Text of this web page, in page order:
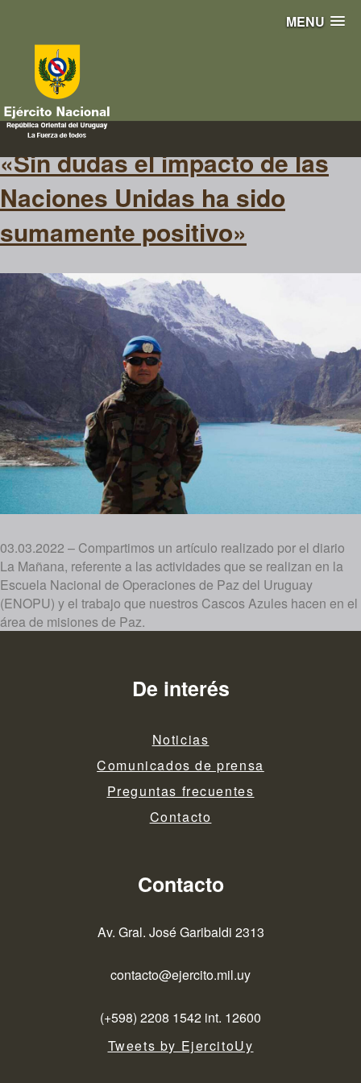
MENU
diariolamañana
«Sin dudas el impacto de las
Naciones Unidas ha sido
sumamente positivo»
03.03.2022 – Compartimos un artículo realizado por el diario
La Mañana, referente a las actividades que se realizan en la
Escuela Nacional de Operaciones de Paz del Uruguay
(ENOPU) y el trabajo que nuestros Cascos Azules hacen en el
área de misiones de Paz.
De interés
Noticias
Comunicados de prensa
Preguntas frecuentes
Contacto
Contacto
Av. Gral. José Garibaldi 2313
contacto@ejercito.mil.uy
(+598) 2208 1542 int. 12600
Tweets by EjercitoUy